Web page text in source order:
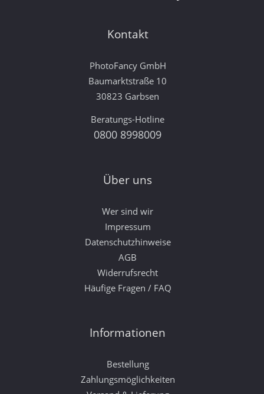
Kontakt
PhotoFancy GmbH
Baumarktstraße 10
30823 Garbsen
Beratungs-Hotline
0800 8998009
Über uns
Wer sind wir
Impressum
Datenschutzhinweise
AGB
Widerrufsrecht
Häufige Fragen / FAQ
Informationen
Bestellung
Zahlungsmöglichkeiten